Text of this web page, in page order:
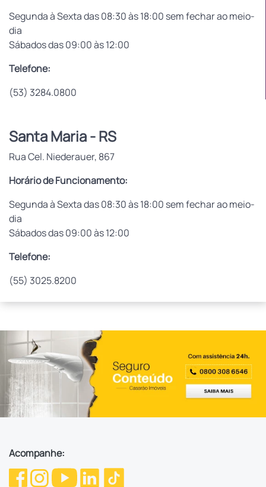
Segunda à Sexta das 08:30 às 18:00 sem fechar ao meio-
dia
Sábados das 09:00 às 12:00
Telefone:
(53) 3284.0800
Santa Maria - RS
Rua Cel. Niederauer, 867
Horário de Funcionamento:
Segunda à Sexta das 08:30 às 18:00 sem fechar ao meio-
dia
Sábados das 09:00 às 12:00
Telefone:
(55) 3025.8200
Acompanhe: